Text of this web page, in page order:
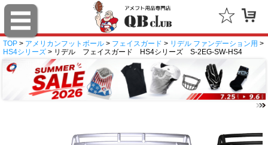
TOP > アメリカンフットボール > フェイスガード > リデル ファンデーション用 >
HS4シリーズ > リデル フェイスガード HS4シリーズ S-2EG-SW-HS4